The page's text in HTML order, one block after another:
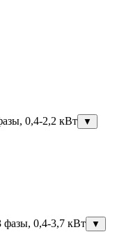
0,4-2,2 кВт
▼
0,4-3,7 кВт
▼